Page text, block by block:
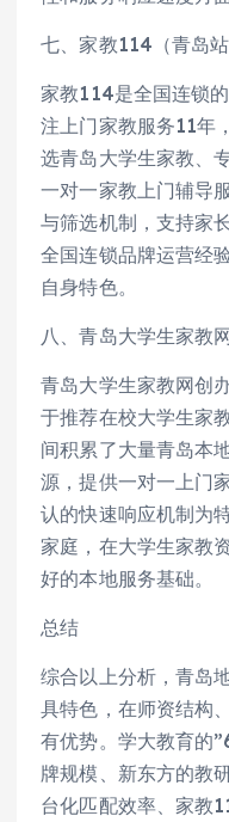
七、家教114（青岛站
家教114是全国连锁
注上门家教服务11年
选青岛大学生家教、
一对一家教上门辅导
与筛选机制，支持家
全国连锁品牌运营经
自身特色。
八、青岛大学生家教
青岛大学生家教网创
于推荐在校大学生家
间积累了大量青岛本
源，提供一对一上门
认的快速响应机制为
家庭，在大学生家教
好的本地服务基础。
总结
综合以上分析，青岛
具特色，在师资结构
有优势。学大教育的
牌规模、新东方的教
台化匹配效率、家教